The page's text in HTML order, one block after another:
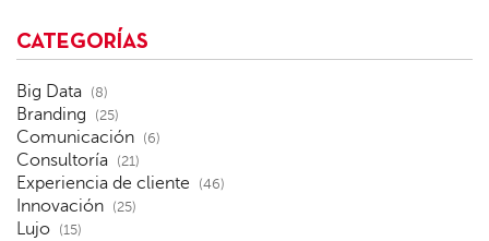
CATEGORÍAS
Big Data (8)
Branding (25)
Comunicación (6)
Consultoría (21)
Experiencia de cliente (46)
Innovación (25)
Lujo (15)